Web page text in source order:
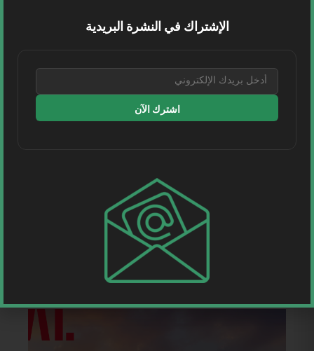
البريد الإلكتروني*
احفظ اسمي، بريدي الإلكتروني، والموقع
الإلكتروني في هذا المتصفح لاستخدامها المرة
المقبلة في تعليقي.
الإشتراك في النشرة البريدية
اشترك الآن